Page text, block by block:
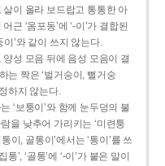
살이 올라 보드랍고 통통한 아
근 ‘옴포동’에 ‘-이’가 결합된
이’와 같이 쓰지 않는다.
양성 모음 뒤에 음성 모음이 결
는 짝은 ‘벌거숭이, 뻘거숭
하지 않는다.
‘보퉁이’와 함께 눈두덩의 불
을 낮추어 가리키는 ‘미련퉁
이, 골통이’에서는 ‘통이’를 쓰
’, ‘골통’에 ‘-이’가 붙은 말이